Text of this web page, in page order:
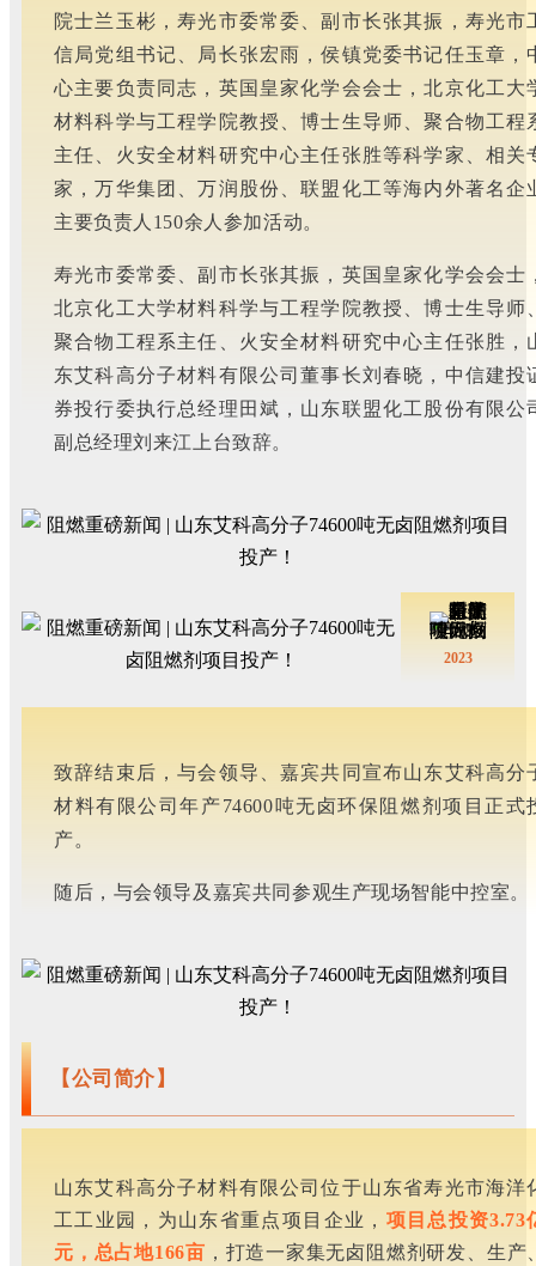
院士兰玉彬，寿光市委常委、副市长张其振，寿光市
信局党组书记、局长张宏雨，侯镇党委书记任玉章，
心主要负责同志，英国皇家化学会会士，北京化工大
材料科学与工程学院教授、博士生导师、聚合物工程
主任、火安全材料研究中心主任张胜等科学家、相关
家，万华集团、万润股份、联盟化工等海内外著名企
主要负责人150余人参加活动。
寿光市委常委、副市长张其振，英国皇家化学会会士
北京化工大学材料科学与工程学院教授、博士生导师
聚合物工程系主任、火安全材料研究中心主任张胜，
东艾科高分子材料有限公司董事长刘春晓，中信建投
券投行委执行总经理田斌，山东联盟化工股份有限公
副总经理刘来江上台致辞。
2023
致辞结束后，与会领导、嘉宾共同宣布山东艾科高分
材料有限公司年产74600吨无卤环保阻燃剂项目正式
产。
随后，与会领导及嘉宾共同参观生产现场智能中控室。
【公司简介】
山东艾科高分子材料有限公司位于山东省寿光市海洋
工工业园，为山东省重点项目企业， 项目总投资3.73
元，总占地166亩 ，打造一家集无卤阻燃剂研发、生产